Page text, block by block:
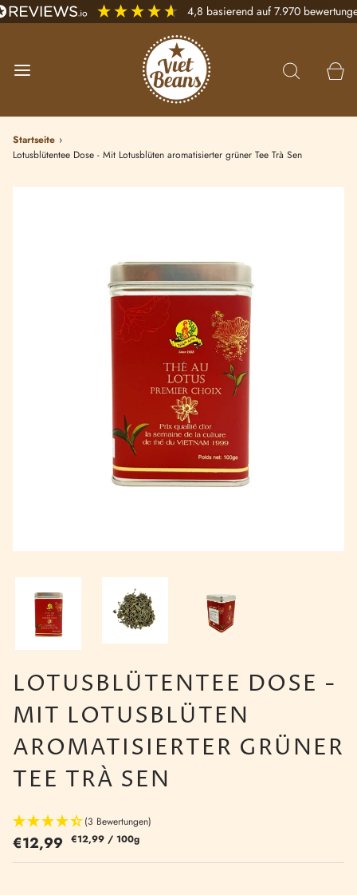
4,8 basierend auf 7.970
Startseite ›
Lotusblütentee Dose - Mit Lotusblüten aromatisierter grüner Tee Trà Sen
LOTUSBLÜTENTEE DOSE -
MIT LOTUSBLÜTEN
AROMATISIERTER GRÜNER
TEE TRÀ SEN
(3 Bewertungen)
€12,99 €12,99 / 100g